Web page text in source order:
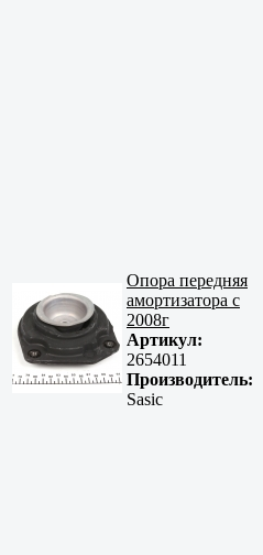
Опора передняя
амортизатора c
2008г
Артикул:
2654011
Производитель:
Sasic